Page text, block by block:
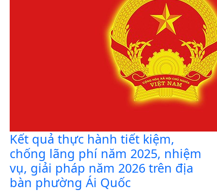
Kết quả thực hành tiết kiệm,
chống lãng phí năm 2025, nhiệm
vụ, giải pháp năm 2026 trên địa
bàn phường Ái Quốc